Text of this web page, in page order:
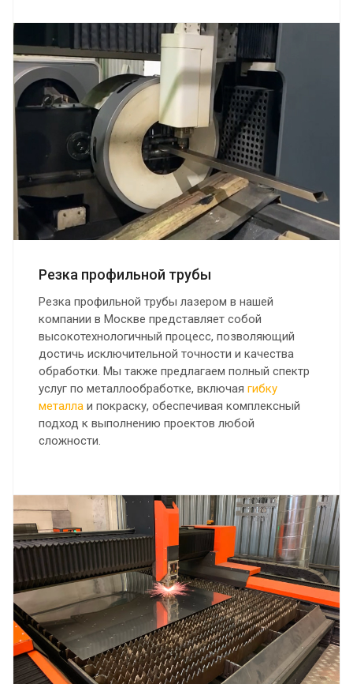
Резка профильной трубы
Резка профильной трубы лазером в нашей
компании в Москве представляет собой
высокотехнологичный процесс, позволяющий
достичь исключительной точности и качества
обработки. Мы также предлагаем полный спектр
услуг по металлообработке, включая гибку
металла и покраску, обеспечивая комплексный
подход к выполнению проектов любой
сложности.